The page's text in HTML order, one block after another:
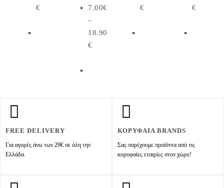
€
7.00€
–
18.90
€
€
€
FREE DELIVERY
Για αγορές άνω των 29€ σε όλη την
Ελλάδα.
ΚΟΡΥΦΑΙΑ BRANDS
Σας παρέχουμε προϊόντα από τις
κορυφαίες εταιρίες στον χώρο!